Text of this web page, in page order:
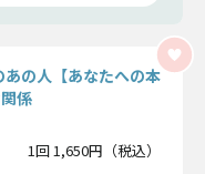
の人【あなたへの本
係
1回 1,650円（税込）